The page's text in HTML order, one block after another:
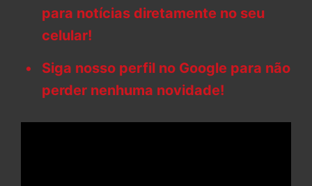
para notícias diretamente no seu
celular!
Siga nosso perfil no Google para não
perder nenhuma novidade!